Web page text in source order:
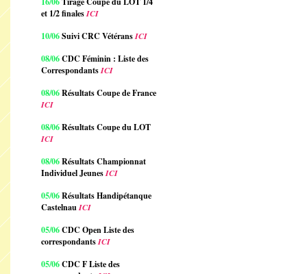
et 1/2 finalesICI
10/06Suivi CRC VétéransICI
08/06CDC Féminin : Liste des
CorrespondantsICI
08/06Résultats Coupe de France
ICI
08/06Résultats Coupe du LOT
ICI
08/06Résultats Championnat
Individuel JeunesICI
05/06Résultats Handipétanque
CastelnauICI
05/06CDC Open Liste des
correspondantsICI
05/06CDC F Liste des